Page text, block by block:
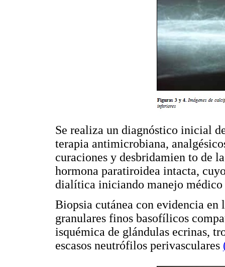
Se realiza un diagnóstico inicial
terapia antimicrobiana,
curaciones y desbridamien to de
hormona paratiroidea intacta,
dialítica iniciando manejo
Biopsia cutánea con evidencia en
granulares finos basofílicos
isquémica de glándulas ecrinas,
escasos neutrófilos perivasculares